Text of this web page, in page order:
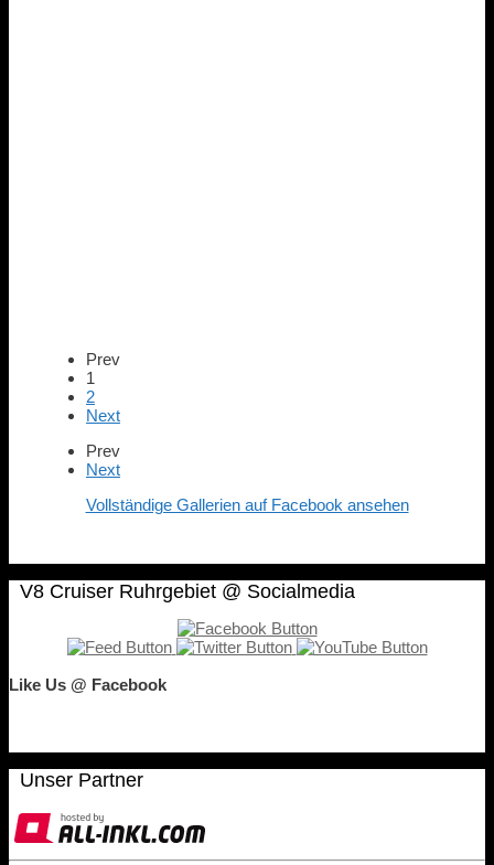
Prev
1
2
Next
Prev
Next
Vollständige Gallerien auf Facebook ansehen
V8 Cruiser Ruhrgebiet @ Socialmedia
Like Us @ Facebook
Unser Partner